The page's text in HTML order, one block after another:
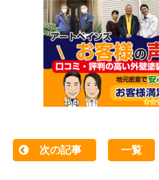
次の記事 一覧